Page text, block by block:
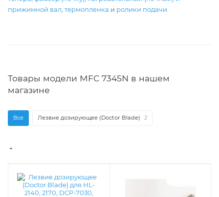
прижимной вал термопленка и ролики подачи
Товары модели MFC 7345N в нашем
магазине
Все Лезвие дозирующее (Doctor Blade) 2